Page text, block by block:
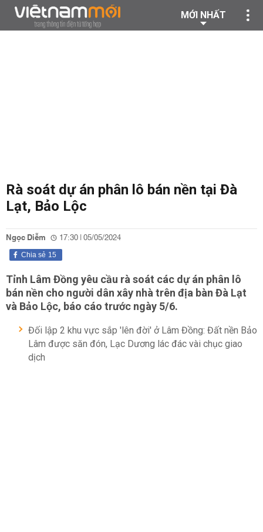
MỚI NHẤT
Rà soát dự án phân lô bán nền tại Đà
Lạt, Bảo Lộc
Ngọc Diễm 17:30 | 05/05/2024
15
Chia sẻ
Tỉnh Lâm Đồng yêu cầu rà soát các dự án phân lô
bán nền cho người dân xây nhà trên địa bàn Đà Lạt
và Bảo Lộc, báo cáo trước ngày 5/6.
Đối lập 2 khu vực sắp 'lên đời' ở Lâm Đồng: Đất nền Bảo
Lâm được săn đón, Lạc Dương lác đác vài chục giao
dịch